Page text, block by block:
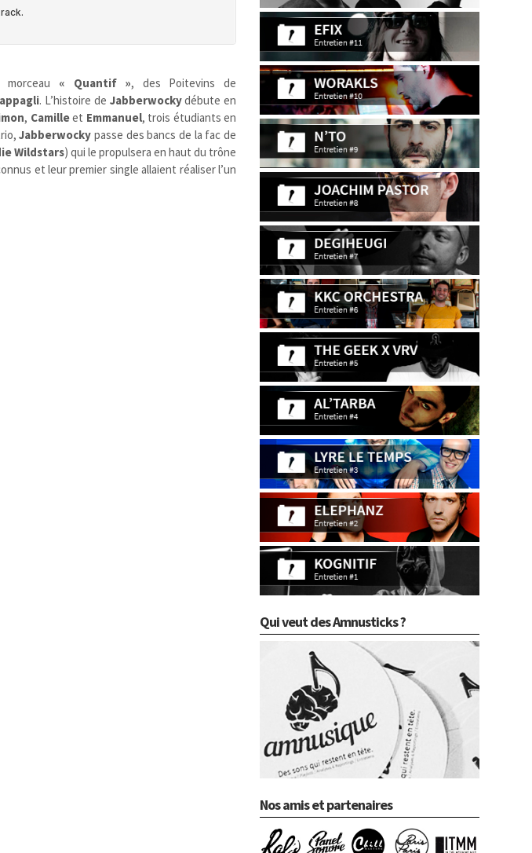
« Quantif », des Poitevins de
. L’histoire de Jabberwockydébute en
, Camilleet Emmanuel, trois étudiants en
Jabberwocky passe des bancs de la fac de
Wildstars) qui le propulsera en haut du trône
et leur premier single allaient réaliser l’un
Qui veut des Amnusticks ?
Nos amis et partenaires